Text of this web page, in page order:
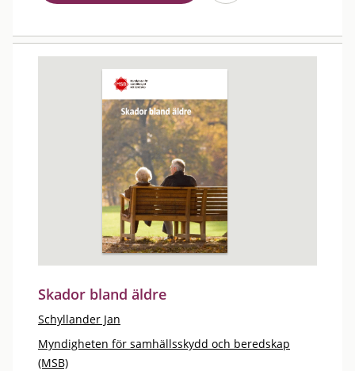
Skador bland äldre
Schyllander Jan
Myndigheten för samhällsskydd och beredskap
(MSB)